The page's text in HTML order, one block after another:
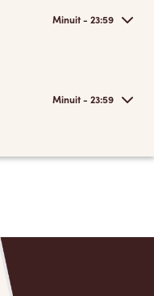
Minuit - 23:59
Minuit - 23:59